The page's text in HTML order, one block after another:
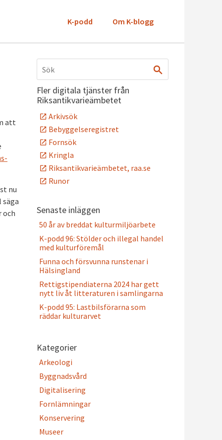
K-podd Om K-blogg
att
nu
och
Fler digitala tjänster från
Riksantikvarieämbetet
Arkivsök
Bebyggelseregistret
Fornsök
Kringla
Riksantikvarieämbetet, raa.se
Runor
Senaste inläggen
50 år av breddat kulturmiljöarbete
K-podd 96: Stölder och illegal handel
med kulturföremål
Funna och försvunna runstenar i
Hälsingland
Rettigstipendiaterna 2024 har gett
nytt liv åt litteraturen i samlingarna
K-podd 95: Lastbilsförarna som
räddar kulturarvet
Kategorier
Arkeologi
Byggnadsvård
Digitalisering
Fornlämningar
Konservering
Museer